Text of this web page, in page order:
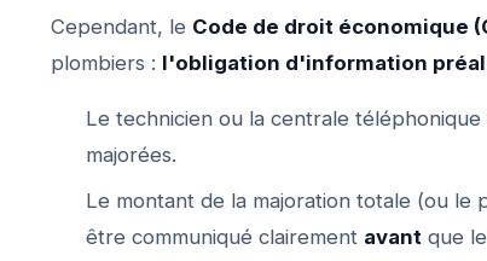
Cependant, le Code de droit économique
plombiers : l'obligation d'information
Le technicien ou la centrale
majorées.
Le montant de la majoration totale (ou le
être communiqué clairement avant que